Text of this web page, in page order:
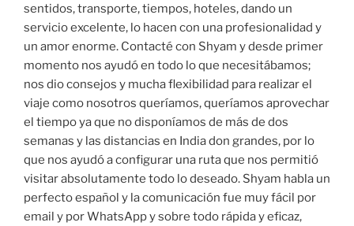
sentidos, transporte, tiempos, hoteles, dando un
servicio excelente, lo hacen con una profesionalidad y
un amor enorme. Contacté con Shyam y desde primer
momento nos ayudó en todo lo que necesitábamos;
nos dio consejos y mucha flexibilidad para realizar el
viaje como nosotros queríamos, queríamos aprovechar
el tiempo ya que no disponíamos de más de dos
semanas y las distancias en India don grandes, por lo
que nos ayudó a configurar una ruta que nos permitió
visitar absolutamente todo lo deseado. Shyam habla un
perfecto español y la comunicación fue muy fácil por
email y por WhatsApp y sobre todo rápida y eficaz,